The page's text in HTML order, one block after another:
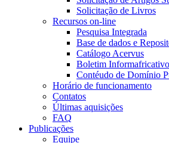
Solicitação de Livros
Recursos on-line
Pesquisa Integrada
Base de dados e
Catálogo Acervus
Boletim Informafricativo
Contéudo de Domínio
Horário de funcionamento
Contatos
Últimas aquisições
FAQ
Publicações
Equipe